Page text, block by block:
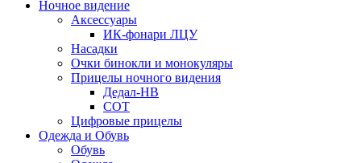
Ночное видение
Аксессуары
ИК-фонари ЛЦУ
Насадки
Очки бинокли и монокуляры
Прицелы ночного видения
Дедал-НВ
СОТ
Цифровые прицелы
Одежда и Обувь
Обувь